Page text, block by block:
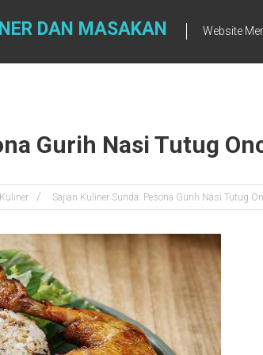
DAN MASAKAN Website
Gurih Nasi Tutug
Kuliner Sajian Kuliner Sunda: Pesona Gurih Nasi Tutug